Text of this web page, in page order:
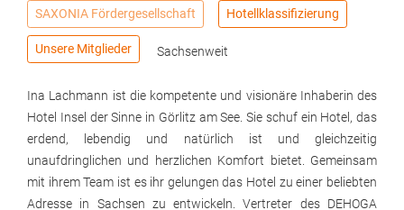
SAXONIA Fördergesellschaft Hotellklassifizierung
Unsere Mitglieder Sachsenweit
Ina Lachmann ist die kompetente und visionäre Inhaberin des
Hotel Insel der Sinne in Görlitz am See. Sie schuf ein Hotel, das
erdend, lebendig und natürlich ist und gleichzeitig
unaufdringlichen und herzlichen Komfort bietet. Gemeinsam
mit ihrem Team ist es ihr gelungen das Hotel zu einer beliebten
Adresse in Sachsen zu entwickeln. Vertreter des DEHOGA